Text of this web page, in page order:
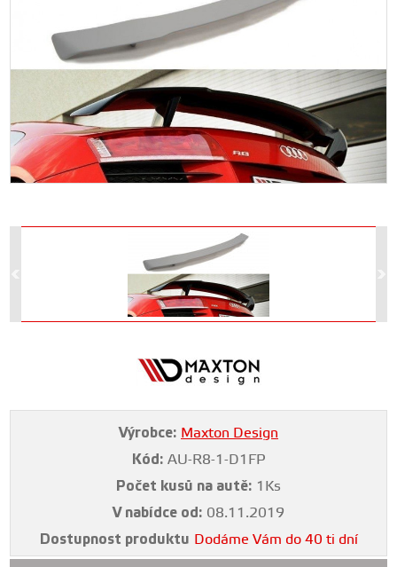
Výrobce: Maxton Design
Kód: AU-R8-1-D1FP
Počet kusů na autě: 1Ks
V nabídce od: 08.11.2019
Dostupnost produktu Dodáme Vám do 40 ti dní